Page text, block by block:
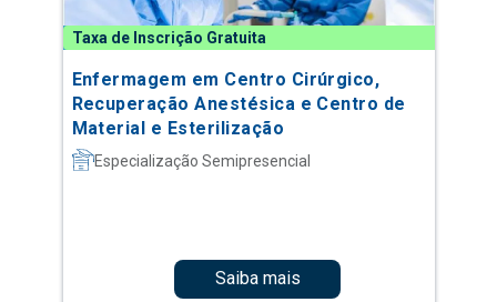
Taxa de Inscrição Gratuita
Enfermagem em Centro Cirúrgico,
Recuperação Anestésica e Centro de
Material e Esterilização
Especialização Semipresencial
Saiba mais